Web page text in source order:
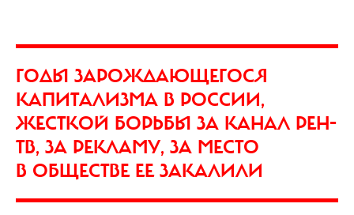
ГОДЫ ЗАРОЖДАЮЩЕГОСЯ
КАПИТАЛИЗМА В РОССИИ,
ЖЕСТКОЙ БОРЬБЫ ЗА КАНАЛ РЕН-
ТВ, ЗА РЕКЛАМУ, ЗА МЕСТО
В ОБЩЕСТВЕ ЕЕ ЗАКАЛИЛИ